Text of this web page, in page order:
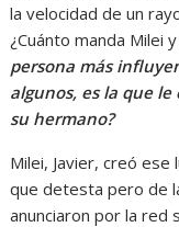
la velocidad de un
¿Cuánto manda Milei
persona más
algunos, es la que
su hermano?
Milei, Javier, creó ese
que detesta pero de
anunciaron por la red